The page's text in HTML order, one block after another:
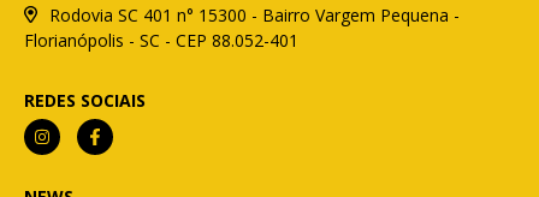
Rodovia SC 401 n° 15300 - Bairro Vargem Pequena -
Florianópolis - SC - CEP 88.052-401
REDES SOCIAIS